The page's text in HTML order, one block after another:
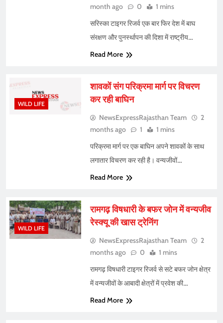
month ago
0 1 mins
सरिस्का टाइगर रिजर्व एक बार फिर देश में बाघ
संरक्षण और पुनर्स्थापन की दिशा में राष्ट्रीय…
Read More
WILD LIFE
शावकों संग परिक्रमा मार्ग पर विचरण
कर रही बाघिन
NewsExpressRajasthan Team
2
months ago
1 1 mins
परिक्रमा मार्ग पर एक बाघिन अपने शावकों के साथ
लगातार विचरण कर रही है। वन्यजीवों…
Read More
WILD LIFE
रामगढ़ विषधारी के बफर जोन में वन्यजीव
रेस्क्यू की खास ट्रेनिंग
NewsExpressRajasthan Team
2
months ago
0 1 mins
रामगढ़ विषधारी टाइगर रिजर्व से सटे बफर जोन क्षेत्र
में वन्यजीवों के आबादी क्षेत्रों में प्रवेश की…
Read More